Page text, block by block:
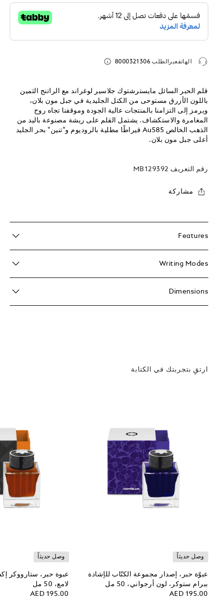
الهاتفعبرالطلب 8000321306
قلم الحبر السائل مايسترشتوك جلاسير لوغراند مع الراتنج الثمين
باللون الأزرق مستوحى من الكتل الجليدية في جبل مون بلان،
ويرمز إلى التزامنا بالمنتجات عالية الجودة وموقفنا تجاه روح
المغامرة والاستكشاف. يشتمل القلم على ريشة مصنوعة باليد من
الذهب الخالص Au585 قيراطًا مطلية بالروديوم و"تنين" بحر الجليد
أعلى جبل مون بلان.
رقم التعريف MB129392
مشاركة
Features
Writing Modes
Dimensions
ارتقِ بتجربتك في الكتابة
وصل حديثاً
عبوة حبر، ستارووكر
لامع، 50 مل
AED 195.00
وصل حديثاً
عبوّة حبر، إصدار مجموعة الكتّاب للإشادة
ببرام ستوكر، لون أرجواني، 50 مل
AED 195.00